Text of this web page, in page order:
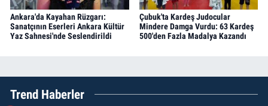
Ankara'da Kayahan Rüzgarı:
Sanatçının Eserleri Ankara Kültür
Yaz Sahnesi'nde Seslendirildi
Çubuk'ta Kardeş Judocular
Mindere Damga Vurdu: 63 Kardeş
500'den Fazla Madalya Kazandı
Trend Haberler